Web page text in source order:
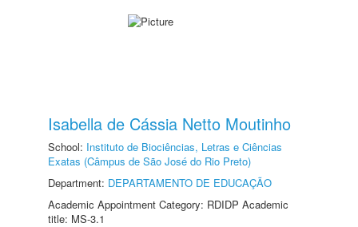
Isabella de Cássia Netto Moutinho
School: Instituto de Biociências, Letras e Ciências
Exatas (Câmpus de São José do Rio Preto)
Department: DEPARTAMENTO DE EDUCAÇÃO
Academic Appointment Category: RDIDP Academic
title: MS-3.1